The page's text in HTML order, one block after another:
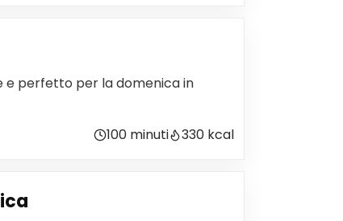
perfetto per la domenica in
100 minuti 330 kcal